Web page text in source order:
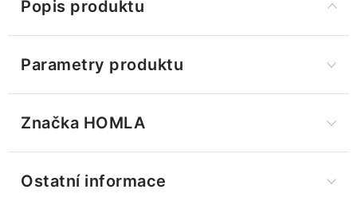
Popis produktu
Parametry produktu
Značka HOMLA
Ostatní informace